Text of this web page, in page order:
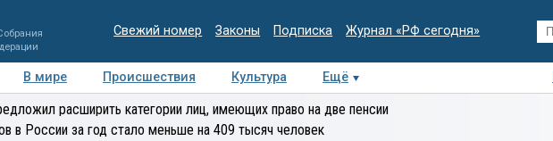
Свежий номер Законы Подписка Журнал «РФ сегодня»
В мире Происшествия Культура Ещё
Медиацентр Интервью Колумнисты
Деловая
расширить категории лиц, имеющих право на две пенсии
в России за год стало меньше на 409 тысяч человек